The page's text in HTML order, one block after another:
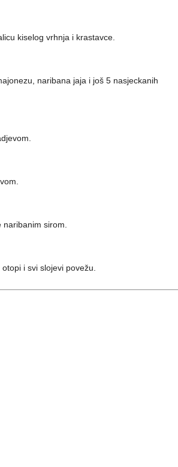
kiselog vrhnja i krastavce.
naribana jaja i još 5 nasjeckanih
naribanim sirom.
i svi slojevi povežu.